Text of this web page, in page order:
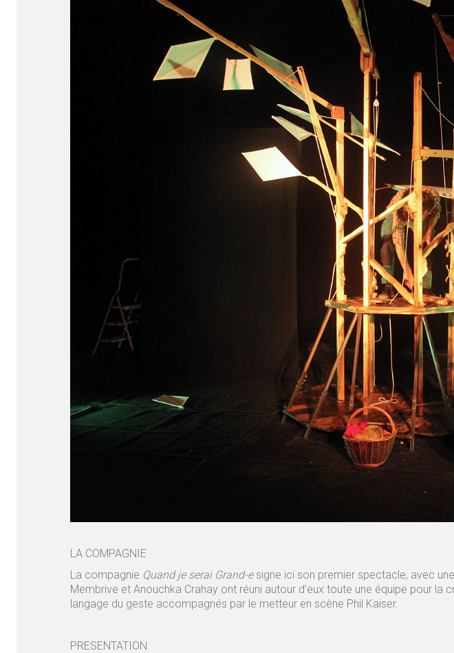
LA COMPAGNIE
La compagnie Quand je serai Grand-esigne ici son premier spectacle, avec
Membrive et Anouchka Crahay ont réuni autour d’eux toute une équipe pour
langage du geste accompagnés par le metteur en scène Phil Kaiser.
PRESENTATION